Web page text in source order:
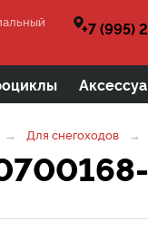
+7 (995)
Для снегоходов